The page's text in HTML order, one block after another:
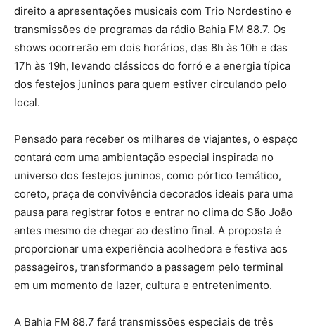
direito a apresentações musicais com Trio Nordestino e
transmissões de programas da rádio Bahia FM 88.7. Os
shows ocorrerão em dois horários, das 8h às 10h e das
17h às 19h, levando clássicos do forró e a energia típica
dos festejos juninos para quem estiver circulando pelo
local.
Pensado para receber os milhares de viajantes, o espaço
contará com uma ambientação especial inspirada no
universo dos festejos juninos, como pórtico temático,
coreto, praça de convivência decorados ideais para uma
pausa para registrar fotos e entrar no clima do São João
antes mesmo de chegar ao destino final. A proposta é
proporcionar uma experiência acolhedora e festiva aos
passageiros, transformando a passagem pelo terminal
em um momento de lazer, cultura e entretenimento.
A Bahia FM 88.7 fará transmissões especiais de três